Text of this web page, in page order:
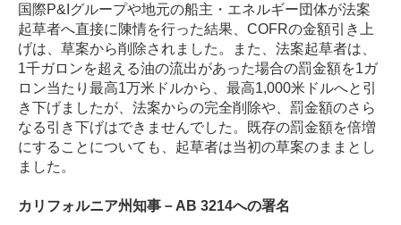
国際P&I グループや地元の船主・エネルギー団体が法案
起草者へ直接に陳情を行った結果、 COFRの金額引き上
げは、草案から削除されました。また、法案起草者は、
1千ガロンを超える油の流出があった場合の罰金額を1ガ
ロン当たり最高1万米ドルから、最高1,000米ドルへと引
き下げましたが、法案からの完全削除や、罰金額のさら
なる引き下げはできませんでした。既存の罰金額を倍増
にすることについても、起草者は当初の草案のままとし
ました。
カリフォルニア州知事－ AB 3214への署名